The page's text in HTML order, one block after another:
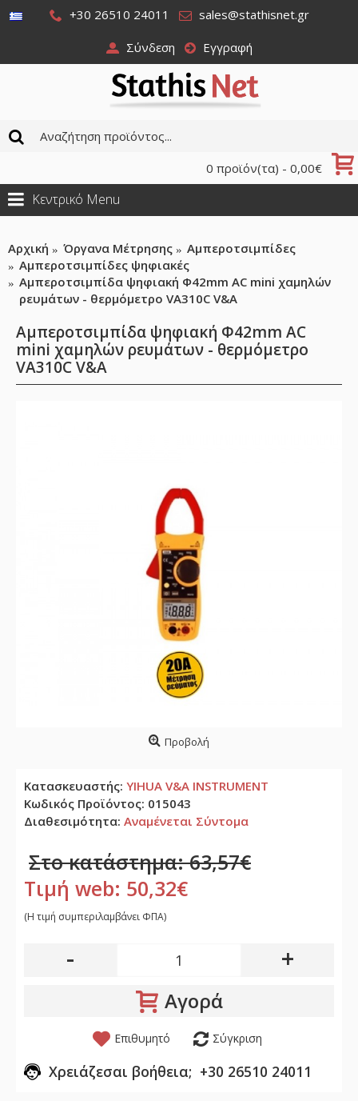
+30 26510 24011 sales@stathisnet.gr
Σύνδεση Εγγραφή
0 προϊόν(τα) - 0,00€
Κεντρικό Menu
Αρχική Όργανα Μέτρησης
Αμπεροτσιμπίδες
Αμπεροτσιμπίδες ψηφιακές
Αμπεροτσιμπίδα ψηφιακή Φ42mm AC mini χαμηλών
ρευμάτων - θερμόμετρο VA310C V&A
Αμπεροτσιμπίδα ψηφιακή Φ42mm AC
mini χαμηλών ρευμάτων - θερμόμετρο
VA310C V&A
Προβολή
Κατασκευαστής: YIHUA V&A INSTRUMENT
Κωδικός Προϊόντος: 015043
Διαθεσιμότητα: Αναμένεται Σύντομα
Στο κατάστημα: 63,57€
Τιμή web: 50,32€
(H τιμή συμπεριλαμβάνει ΦΠΑ)
- +
Αγορά
Επιθυμητό Σύγκριση
Χρειάζεσαι βοήθεια; +30 26510 24011